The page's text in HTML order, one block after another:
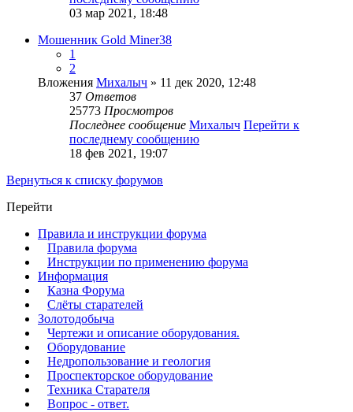
03 мар 2021, 18:48
Мошенник Gold Miner38
1
2
Вложения Михалыч » 11 дек 2020, 12:48
37 Ответов
25773 Просмотров
Последнее сообщение Михалыч Перейти к
последнему сообщению
18 фев 2021, 19:07
Вернуться к списку форумов
Перейти
Правила и инструкции форума
Правила форума
Инструкции по применению форума
Информация
Казна Форума
Слёты старателей
Золотодобыча
Чертежи и описание оборудования.
Оборудование
Недропользование и геология
Проспекторское оборудование
Техника Старателя
Вопрос - ответ.